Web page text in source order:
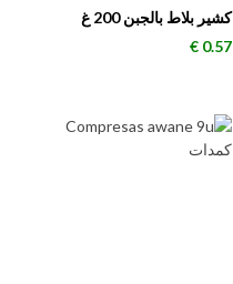
كشير بلاط بالجبن 200 غ
السعر
0.57 €